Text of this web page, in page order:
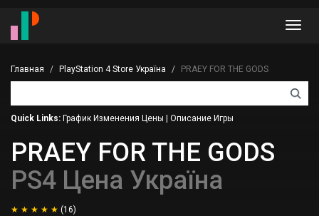
Главная PlayStation 4 Store Україна PRAEY FOR THE GODS
Quick Links: График Изменения Цены Описание Игры
PRAEY FOR THE GODS
PS4 Цена Україна
(16)